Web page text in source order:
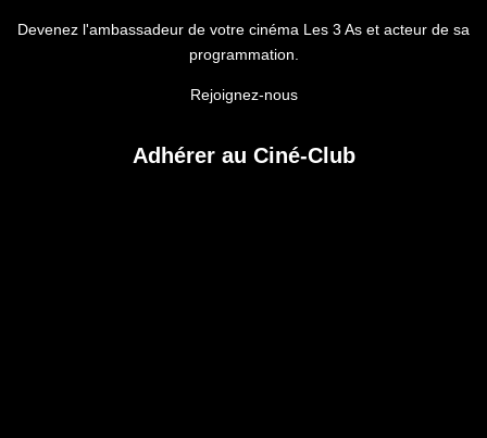
Devenez l'ambassadeur de votre cinéma Les 3 As et acteur de sa
programmation.
Rejoignez-nous
Adhérer au Ciné-Club